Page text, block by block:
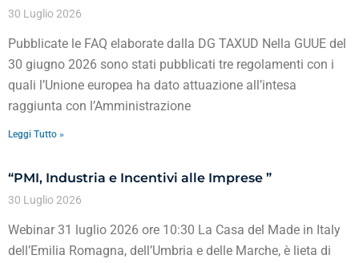
30 Luglio 2026
Pubblicate le FAQ elaborate dalla DG TAXUD Nella GUUE del
30 giugno 2026 sono stati pubblicati tre regolamenti con i
quali l’Unione europea ha dato attuazione all’intesa
raggiunta con l’Amministrazione
Leggi Tutto »
“PMI, Industria e Incentivi alle Imprese ”
30 Luglio 2026
Webinar 31 luglio 2026 ore 10:30 La Casa del Made in Italy
dell’Emilia Romagna, dell’Umbria e delle Marche, è lieta di